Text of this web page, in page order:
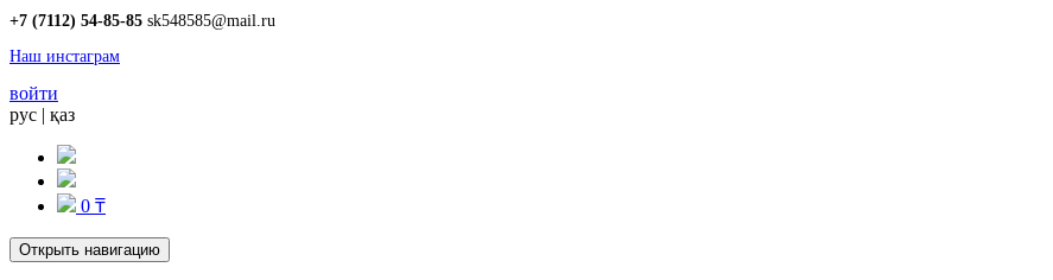
+7 (7112) 54-85-85 sk548585@mail.ru
Наш инстаграм
войти
рус | қаз
0 ₸
Открыть навигацию